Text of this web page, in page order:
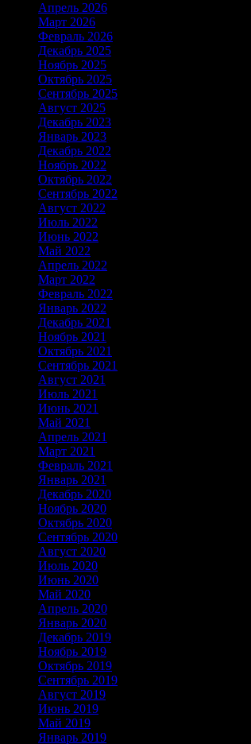
Апрель 2026
Март 2026
Февраль 2026
Декабрь 2025
Ноябрь 2025
Октябрь 2025
Сентябрь 2025
Август 2025
Декабрь 2023
Январь 2023
Декабрь 2022
Ноябрь 2022
Октябрь 2022
Сентябрь 2022
Август 2022
Июль 2022
Июнь 2022
Май 2022
Апрель 2022
Март 2022
Февраль 2022
Январь 2022
Декабрь 2021
Ноябрь 2021
Октябрь 2021
Сентябрь 2021
Август 2021
Июль 2021
Июнь 2021
Май 2021
Апрель 2021
Март 2021
Февраль 2021
Январь 2021
Декабрь 2020
Ноябрь 2020
Октябрь 2020
Сентябрь 2020
Август 2020
Июль 2020
Июнь 2020
Май 2020
Апрель 2020
Январь 2020
Декабрь 2019
Ноябрь 2019
Октябрь 2019
Сентябрь 2019
Август 2019
Июнь 2019
Май 2019
Январь 2019